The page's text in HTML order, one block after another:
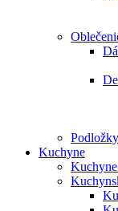
Kuchyne